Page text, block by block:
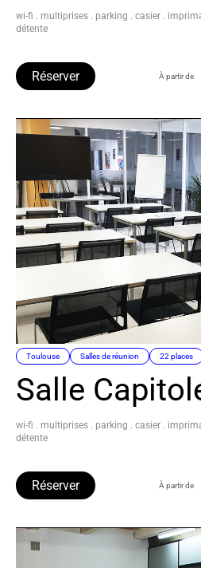
wi-fi . multiprises . parking . casier .
détente
À partir de
Réserver
Toulouse Salles de réunion 22 places
Salle
wi-fi . multiprises . parking . casier .
détente
À partir de
Réserver